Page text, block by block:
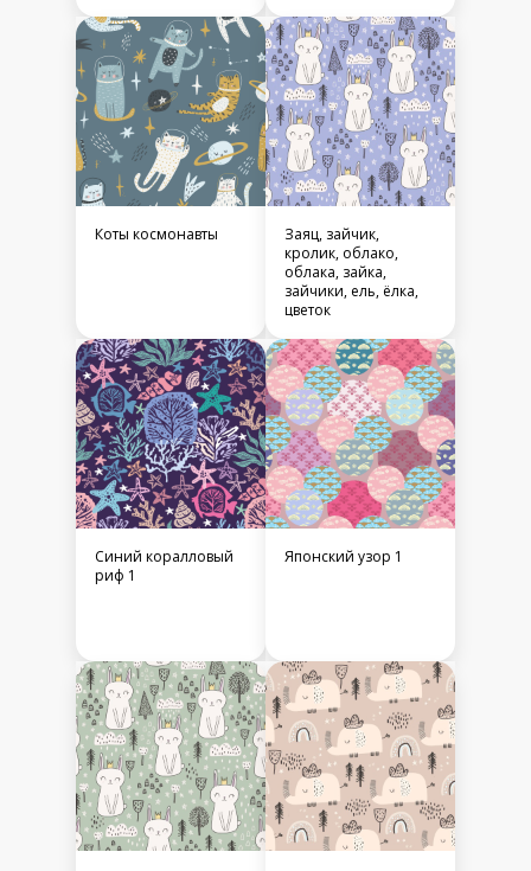
Коты космонавты
Заяц, зайчик,
кролик, облако,
облака, зайка,
зайчики, ель, ёлка,
цветок
Синий коралловый
риф 1
Японский узор 1